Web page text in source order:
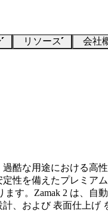
リソース 会社
酷な用途における高
定性を備えたプレミ
す。Zamak 2 は、自
計 、および表面仕上げ